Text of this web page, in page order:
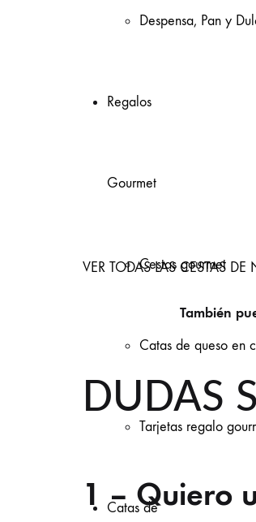
Despensa, Pan y
Regalos
Gourmet
Cestas gourmet
Catas de queso en
Tarjetas regalo
Catas de
VER TODAS LAS CESTAS DE
También
DUDAS
1 – Quiero